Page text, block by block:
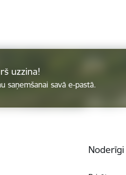
uzzina!
saņemšanai savā e-pastā.
Noderīgi